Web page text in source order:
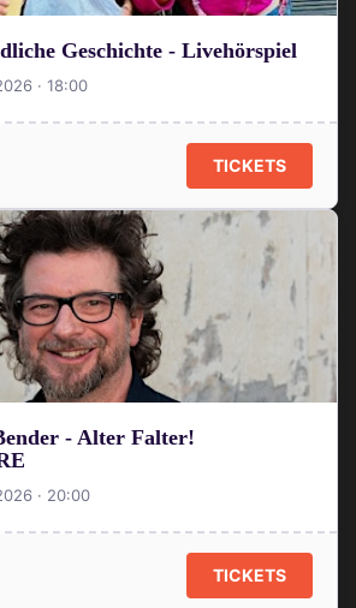
Geschichte - Livehörspiel
· 18:00
TICKETS
- Alter Falter!
· 20:00
TICKETS